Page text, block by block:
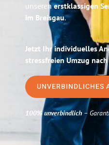
unserenerstklassigen
im Breisgau.
Jetzt Ihr individuelles
stressfreien Umzug
UNVERBINDLICHES
100% unverbindlich–